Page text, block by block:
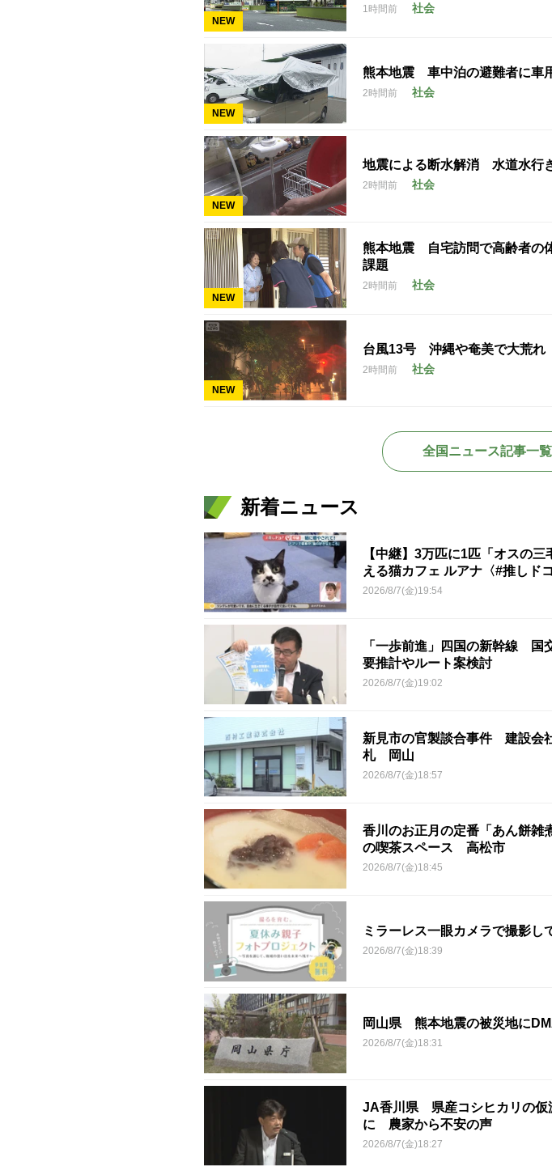
NEW
1時間前 社会
NEW
熊本地震 車中泊の避難者に車
2時間前 社会
NEW
地震による断水解消 水道水行
2時間前 社会
NEW
熊本地震 自宅訪問で高齢者の
課題
2時間前 社会
NEW
台風13号 沖縄や奄美で大荒
2時間前 社会
全国ニュース記事一覧
新着ニュース
【中継】3万匹に1匹「オスの
える猫カフェ ルアナ〈#推しドコ
2026/8/7(金)19:54
「一歩前進」四国の新幹線
要推計やルート案検討
2026/8/7(金)19:02
新見市の官製談合事件 建設会
札 岡山
2026/8/7(金)18:57
香川のお正月の定番「あん餅
の喫茶スペース 高松市
2026/8/7(金)18:45
ミラーレス一眼カメラで撮影
2026/8/7(金)18:39
岡山県 熊本地震の被災地に
2026/8/7(金)18:31
JA香川県 県産コシヒカリの仮
に 農家から不安の声
2026/8/7(金)18:27